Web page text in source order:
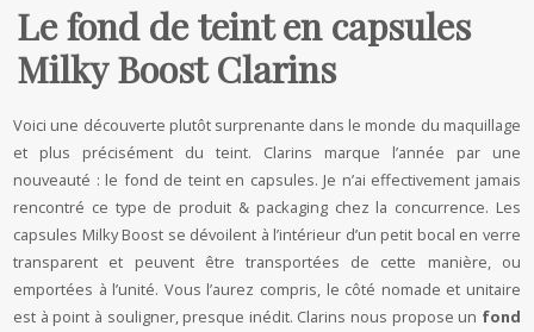
Le fond de teint en capsules
Milky Boost Clarins
Voici une découverte plutôt surprenante dans le monde du maquillage
et plus précisément du teint. Clarins marque l’année par une
nouveauté : le fond de teint en capsules. Je n’ai effectivement jamais
rencontré ce type de produit & packaging chez la concurrence. Les
capsules Milky Boost se dévoilent à l’intérieur d’un petit bocal en verre
transparent et peuvent être transportées de cette manière, ou
emportées à l’unité. Vous l’aurez compris, le côté nomade et unitaire
est à point à souligner, presque inédit. Clarins nous propose un fond